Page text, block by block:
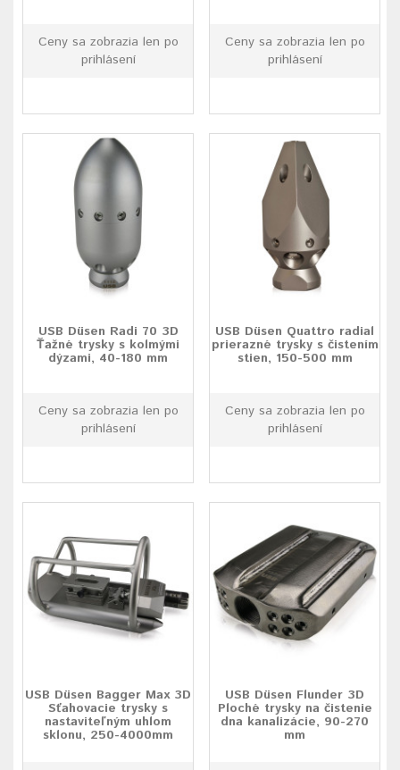
Ceny sa zobrazia len po
prihlásení
Ceny sa zobrazia len po
prihlásení
USB Düsen Radi 70 3D
Ťažné trysky s kolmými
dýzami, 40-180 mm
Ceny sa zobrazia len po
prihlásení
USB Düsen Quattro radial
prierazné trysky s čistením
stien, 150-500 mm
Ceny sa zobrazia len po
prihlásení
USB Düsen Bagger Max 3D
Sťahovacie trysky s
nastaviteľným uhlom
sklonu, 250-4000mm
USB Düsen Flunder 3D
Ploché trysky na čistenie
dna kanalizácie, 90-270
mm